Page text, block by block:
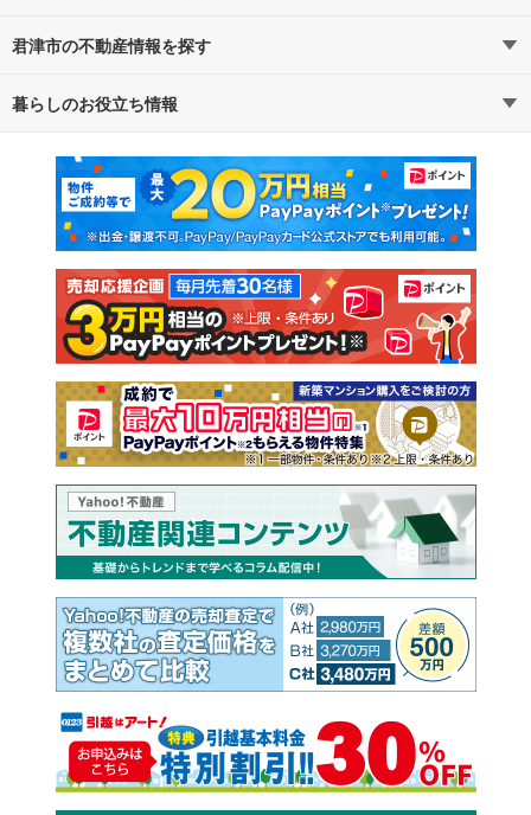
路線・駅から探す
通勤・通学時間から探す
君津市の不動産情報を探す
不動産・住宅
新築マンション 中古マンション
新築一戸建て 中古一戸建て
注文住宅 土地
売却査定
暮らしのお役立ち情報
マンションカタログ 教えて！住まいの先生